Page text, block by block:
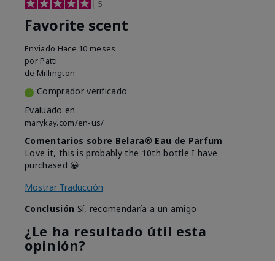
5
Favorite scent
Enviado Hace 10 meses
por Patti
de Millington
Comprador verificado
Evaluado en
marykay.com/en-us/
Comentarios sobre Belara® Eau de Parfum
Love it, this is probably the 10th bottle I have
purchased 😀
Mostrar Traducción
Conclusión Sí, recomendaría a un amigo
¿Le ha resultado útil esta
opinión?